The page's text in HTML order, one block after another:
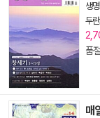
생
두
품절
매